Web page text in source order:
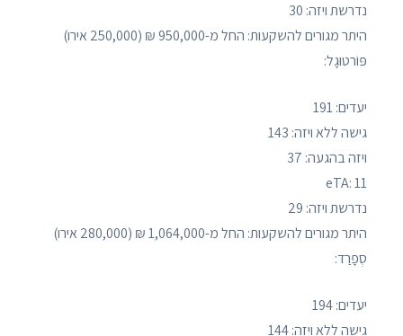
נדרשת ויזה: 30
היתר מגורים להשקעות: החל מ-950,000 ₪ (250,000 אירו)
פּוֹרטוּגָל:
יעדים: 191
גישה ללא ויזה: 143
ויזה בהגעה: 37
eTA: 11
נדרשת ויזה: 29
היתר מגורים להשקעות: החל מ-1,064,000 ₪ (280,000 אירו)
סְפָרַד:
יעדים: 194
גישה ללא ויזה: 144